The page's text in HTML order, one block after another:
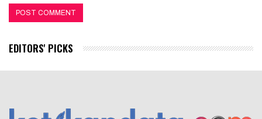
EDITORS' PICKS